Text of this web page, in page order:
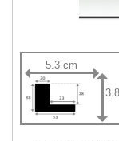
5.3 cm